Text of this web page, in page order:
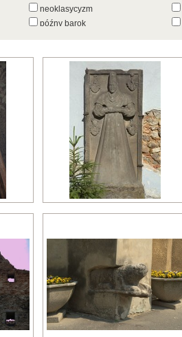
neoklasycyzm
późny barok
wczesny klasycyzm